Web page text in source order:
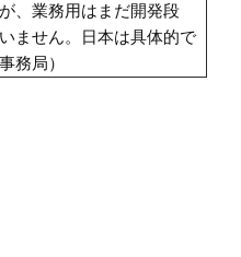
、業務用はまだ開発段
ません。日本は具体的で
務局）